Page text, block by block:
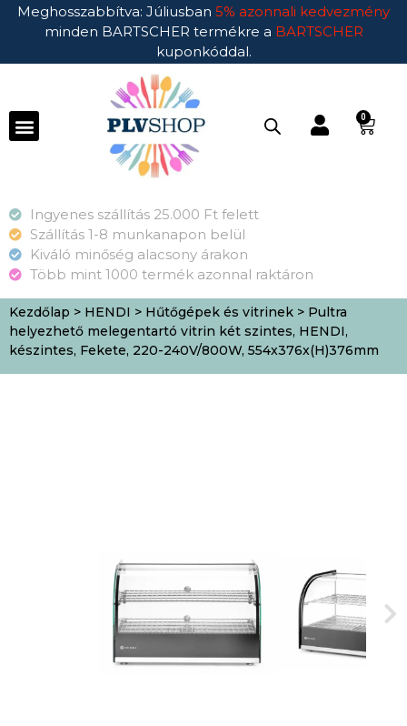
Meghosszabbítva: Júliusban 5% azonnali kedvezmény
minden BARTSCHER termékre a BARTSCHER
kuponkóddal.
0
Ingyenes szállítás 25.000 Ft felett
Szállítás 1-8 munkanapon belül
Kiváló minőség alacsony árakon
Több mint 1000 termék azonnal raktáron
Kezdőlap > HENDI > Hűtőgépek és vitrinek > Pultra
helyezhető melegentartó vitrin két szintes, HENDI,
készintes, Fekete, 220-240V/800W, 554x376x(H)376mm